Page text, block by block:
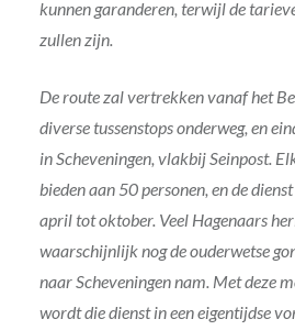
kunnen garanderen, terwijl de
zullen zijn.
De route zal vertrekken vanaf het
diverse tussenstops onderweg, en
in Scheveningen, vlakbij Seinpost.
bieden aan 50 personen, en de
april tot oktober. Veel Hagenaars
waarschijnlijk nog de ouderwetse
naar Scheveningen nam. Met deze
wordt die dienst in een eigentijdse